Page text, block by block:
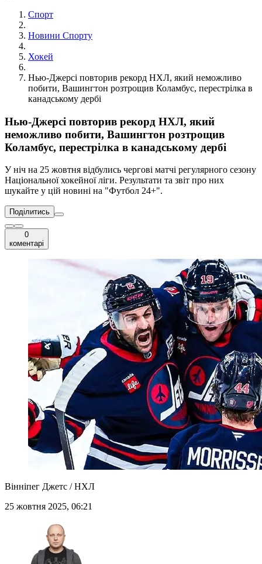
Спорт
Новини Спорту
Хокей
Нью-Джерсі повторив рекорд НХЛ, який неможливо
побити, Вашингтон розтрощив Коламбус, перестрілка в
канадському дербі
Нью-Джерсі повторив рекорд НХЛ, який
неможливо побити, Вашингтон розтрощив
Коламбус, перестрілка в канадському дербі
У ніч на 25 жовтня відбулись чергові матчі регулярного сезону
Національної хокейної ліги. Результати та звіт про них
шукайте у цій новині на "Футбол 24+".
Поділитись
0
коментарі
Вінніпег Джетс / НХЛ
25 жовтня 2025, 06:21